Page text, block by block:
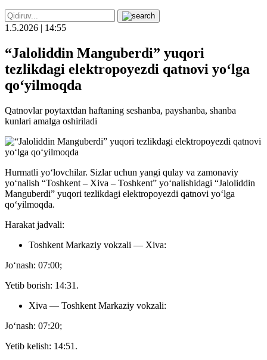
1.5.2026 | 14:55
“Jaloliddin Manguberdi” yuqori
tezlikdagi elektropoyezdi qatnovi yo‘lga
qo‘yilmoqda
Qatnovlar poytaxtdan haftaning seshanba, payshanba, shanba
kunlari amalga oshiriladi
Hurmatli yo‘lovchilar. Sizlar uchun yangi qulay va zamonaviy
yo‘nalish “Toshkent – Xiva – Toshkent” yoʻnalishidagi “Jaloliddin
Manguberdi” yuqori tezlikdagi elektropoyezdi qatnovi yo‘lga
qo‘yilmoqda.
Harakat jadvali:
Toshkent Markaziy vokzali — Xiva:
Jo‘nash: 07:00;
Yetib borish: 14:31.
Xiva — Toshkent Markaziy vokzali:
Jo‘nash: 07:20;
Yetib kelish: 14:51.